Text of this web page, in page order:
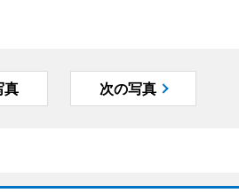
真 次の写真